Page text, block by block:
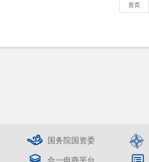
首页
国务院国资委
合一电商平台